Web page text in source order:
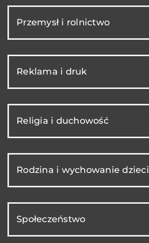
Przemysł i rolnictwo
Reklama i druk
Religia i duchowość
Rodzina i wychowanie dzieci
Społeczeństwo